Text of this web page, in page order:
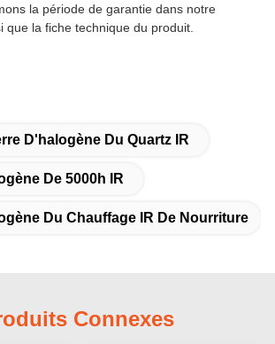
la période de garantie dans notre
que la fiche technique du produit.
D'halogène Du Quartz IR
De 5000h IR
Du Chauffage IR De Nourriture
Connexes